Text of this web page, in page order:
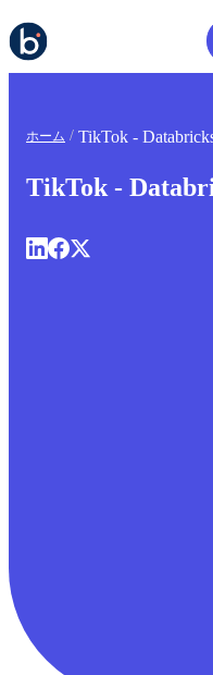
ホーム TikTok -
TikTok -